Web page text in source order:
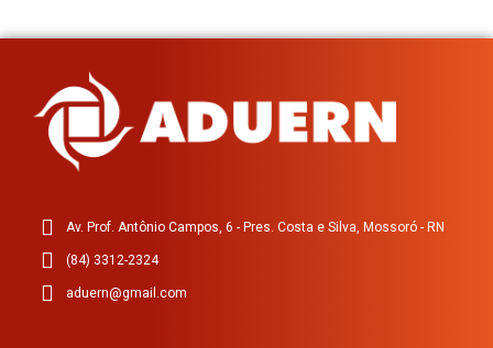
Av. Prof. Antônio Campos, 6 - Pres. Costa e Silva, Mossoró - RN
(84) 3312-2324
aduern@gmail.com